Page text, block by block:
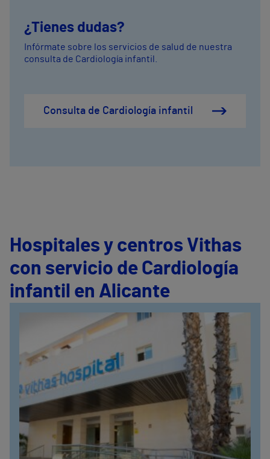
¿Tienes dudas?
Infórmate sobre los servicios de salud de nuestra
consulta de Cardiología infantil.
Consulta de Cardiología infantil
Hospitales y centros Vithas
con servicio de Cardiología
infantil en Alicante